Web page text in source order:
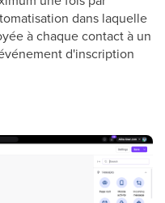
dans laquelle
à chaque contact à un
d'inscription